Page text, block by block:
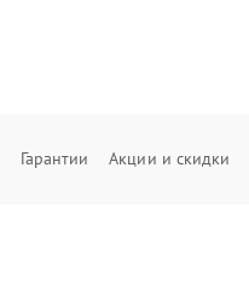
Гарантии Акции и скидки